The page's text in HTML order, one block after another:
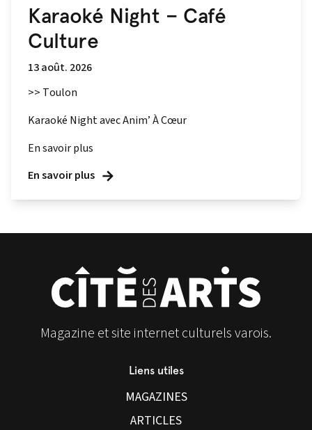
Karaoké Night – Café
Culture
13 août. 2026
>> Toulon
Karaoké Night avec Anim’ À Cœur
En savoir plus
En savoir plus
Magazine et site internet culturels varois.
Liens utiles
MAGAZINES
ARTICLES